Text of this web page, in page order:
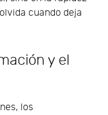
cuando deja
y el
los